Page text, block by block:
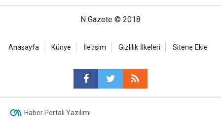
N Gazete © 2018
Anasayfa Künye İletişim Gizlilik İlkeleri Sitene Ekle
Haber Portalı Yazılımı